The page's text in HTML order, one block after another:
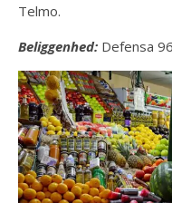
Telmo.
Beliggenhed: Defensa